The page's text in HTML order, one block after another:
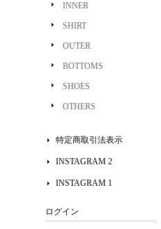
INNER
SHIRT
OUTER
BOTTOMS
SHOES
OTHERS
特定商取引法表示
INSTAGRAM 2
INSTAGRAM 1
ログイン